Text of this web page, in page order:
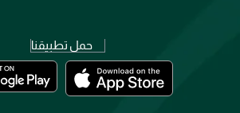
حمل تطبيقنا